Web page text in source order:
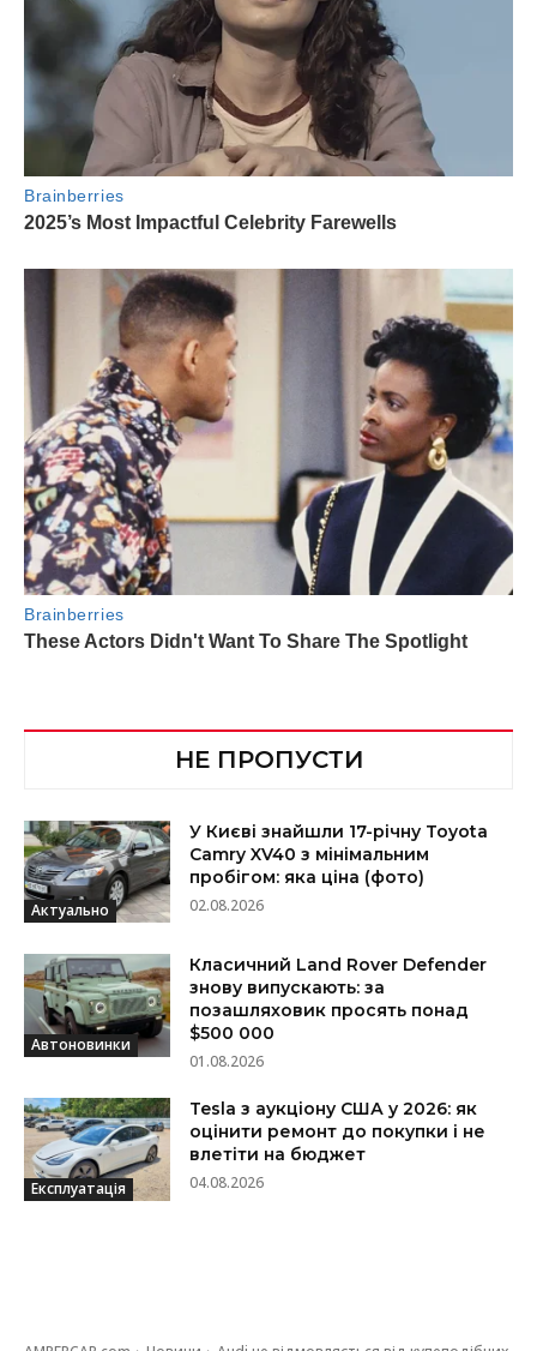
НЕ ПРОПУСТИ
Актуально
У Києві знайшли 17-річну Toyota
Camry XV40 з мінімальним
пробігом: яка ціна (фото)
02.08.2026
Автоновинки
Класичний Land Rover Defender
знову випускають: за
позашляховик просять понад
$500 000
01.08.2026
Експлуатація
Tesla з аукціону США у 2026: як
оцінити ремонт до покупки і не
влетіти на бюджет
04.08.2026